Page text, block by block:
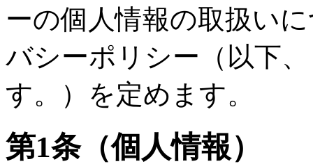
ーの個人情報の取扱い
バシーポリシー（以下
す。）を定めます。
第1条（個人情報）